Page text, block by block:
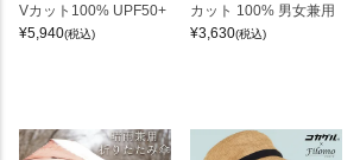
Vカット100% UPF50+
¥5,940(税込)
カット 100% 男女兼用
¥3,630(税込)